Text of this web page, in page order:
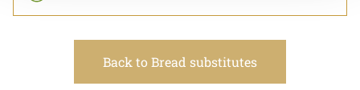
Back to Bread substitutes